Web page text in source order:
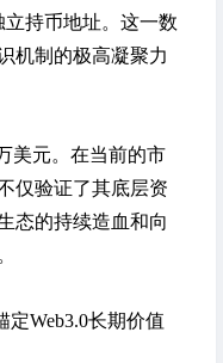
持币地址。这一数
机制的极高凝聚力
元。在当前的市
仅验证了其底层资
态的持续造血和向
Web3.0长期价值